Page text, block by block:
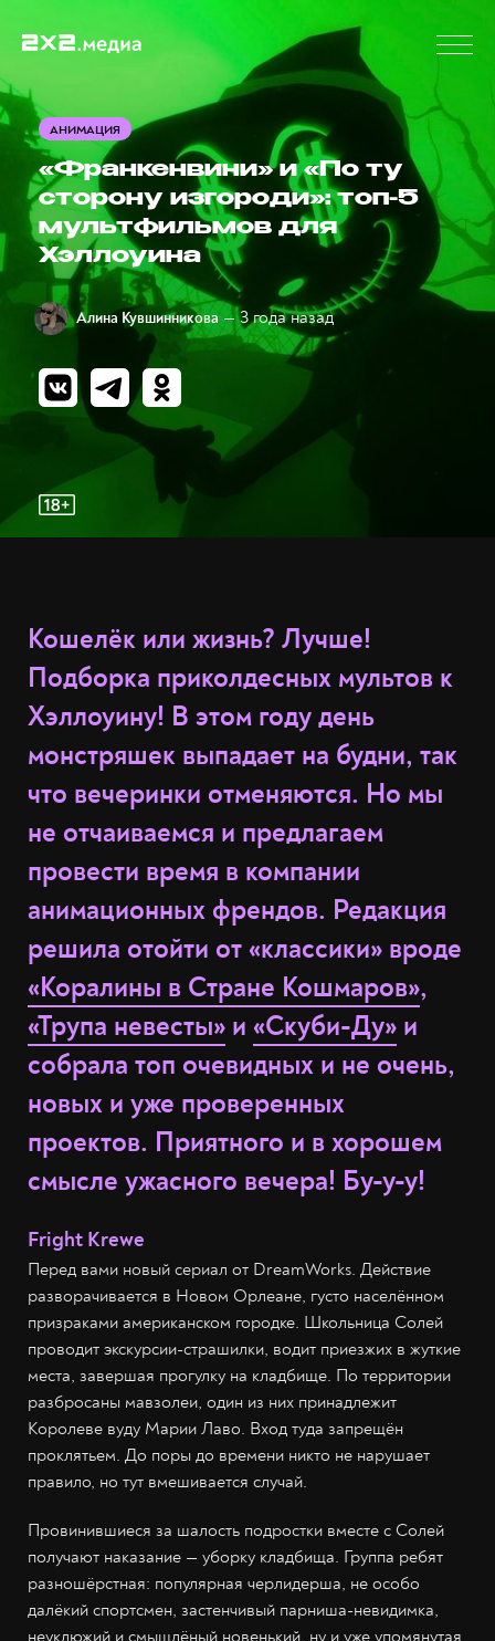
АНИМАЦИЯ
«Франкенвини» и «По ту
сторону изгороди»: топ-5
мультфильмов для
Хэллоуина
Алина Кувшинникова — 3 года назад
Кошелёк или жизнь? Лучше!
Подборка приколдесных мультов к
Хэллоуину! В этом году день
монстряшек выпадает на будни, так
что вечеринки отменяются. Но мы
не отчаиваемся и предлагаем
провести время в компании
анимационных френдов. Редакция
решила отойти от «классики» вроде
«Коралины в Стране Кошмаров»,
«Трупа невесты» и «Скуби-Ду» и
собрала топ очевидных и не очень,
новых и уже проверенных
проектов. Приятного и в хорошем
смысле ужасного вечера! Бу-у-у!
Fright Krewe
Перед вами новый сериал от DreamWorks. Действие
разворачивается в Новом Орлеане, густо населённом
призраками американском городке. Школьница Солей
проводит экскурсии-страшилки, водит приезжих в жуткие
места, завершая прогулку на кладбище. По территории
разбросаны мавзолеи, один из них принадлежит
Королеве вуду Марии Лаво. Вход туда запрещён
проклятьем. До поры до времени никто не нарушает
правило, но тут вмешивается случай.
Провинившиеся за шалость подростки вместе с Солей
получают наказание — уборку кладбища. Группа ребят
разношёрстная: популярная черлидерша, не особо
далёкий спортсмен, застенчивый парниша-невидимка,
неуклюжий и смышлёный новенький, ну и уже упомянутая